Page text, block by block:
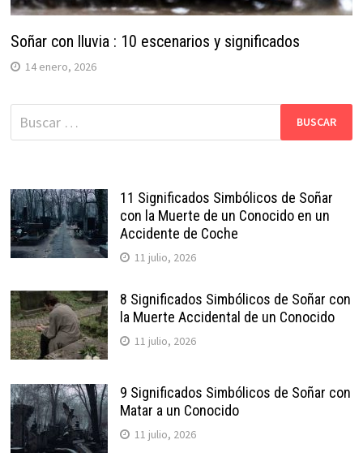
Soñar con lluvia : 10 escenarios y significados
14 enero, 2026
Buscar:
11 Significados Simbólicos de Soñar
con la Muerte de un Conocido en un
Accidente de Coche
11 julio, 2026
8 Significados Simbólicos de Soñar con
la Muerte Accidental de un Conocido
11 julio, 2026
9 Significados Simbólicos de Soñar con
Matar a un Conocido
11 julio, 2026